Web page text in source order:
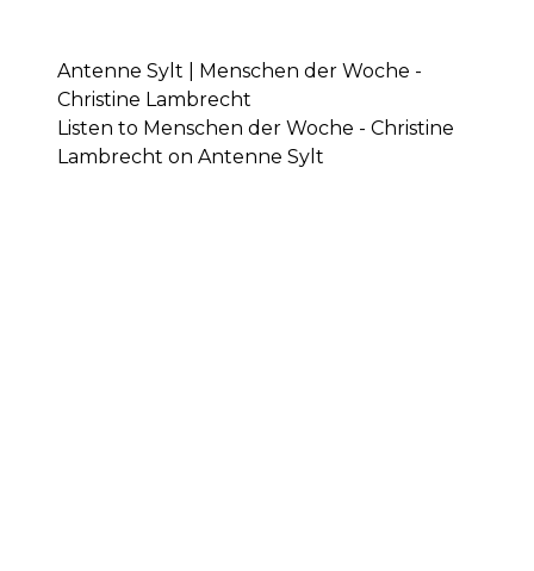
Antenne Sylt | Menschen der Woche -
Christine Lambrecht
Listen to Menschen der Woche - Christine
Lambrecht on Antenne Sylt